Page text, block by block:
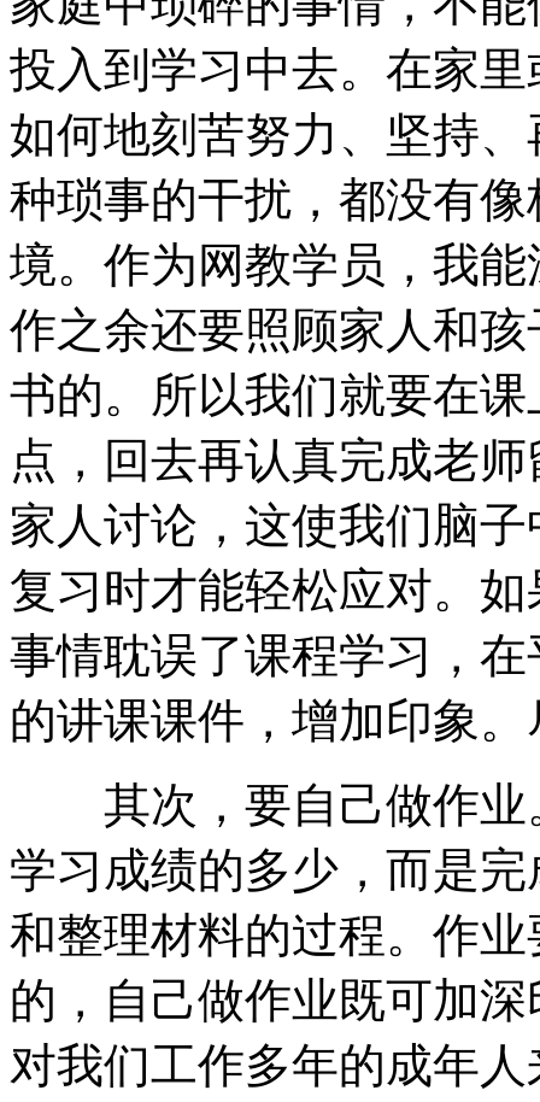
投入到学习中去。在家
如何地刻苦努力、坚持
种琐事的干扰，都没有
境。作为网教学员，我
作之余还要照顾家人和
书的。所以我们就要在
点，回去再认真完成老
家人讨论，这使我们脑
复习时才能轻松应对。
事情耽误了课程学习，
的讲课课件，增加印象
其次，要自己做作业
学习成绩的多少，而是
和整理材料的过程。作
的，自己做作业既可加
对我们工作多年的成年